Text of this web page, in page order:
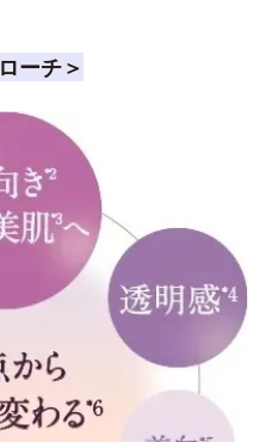
ーチ＞